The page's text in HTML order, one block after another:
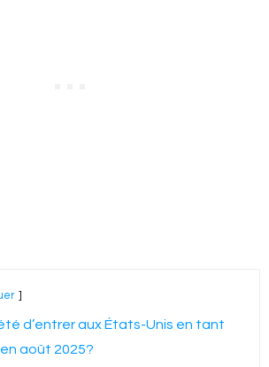
d’entrer aux États-Unis en tant
août 2025?